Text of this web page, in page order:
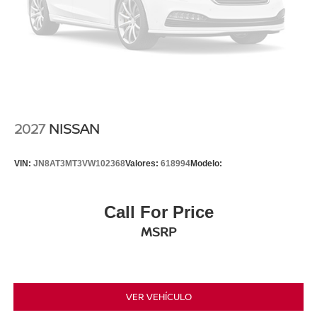
2027 NISSAN
VIN: JN8AT3MT3VW102368Valores: 618994Modelo:
Call For Price
MSRP
VER VEHÍCULO